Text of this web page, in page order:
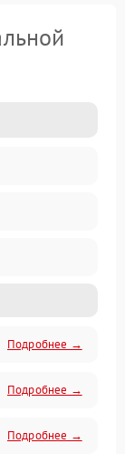
Подробнее →
Подробнее →
Подробнее →